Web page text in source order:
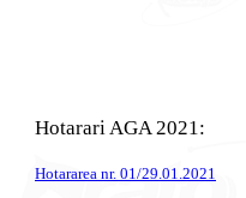
Hotarari AGA 2021:
Hotararea nr. 01/29.01.2021